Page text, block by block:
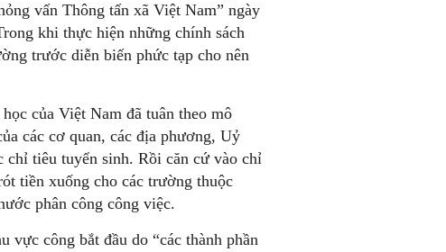
vấn Thông tấn xã Việt Nam” ngày
khi thực hiện những chính sách
trước diễn biến phức tạp cho nên
của Việt Nam đã tuân theo mô
các cơ quan, các địa phương, Uỷ
chỉ tiêu tuyển sinh. Rồi căn cứ vào chỉ
tiền xuống cho các trường thuộc
phân công công việc.
công bắt đầu do “các thành phần